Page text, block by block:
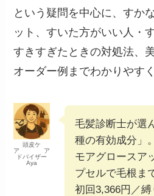
という疑問を中心に、すか
ット、すいた方がいい人・
すきすぎたときの対処法、
オーダー例までわかりやす
頭皮ケ
ア ア
ドバイザー
Aya
毛髪診断士が選
種の有効成分」。
モアグロースア
プセルで毛根ま
初回3,366円／